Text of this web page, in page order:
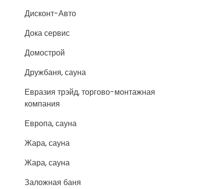
Дисконт-Авто
Дока сервис
Домострой
Дружбаня, сауна
Евразия трэйд, торгово-монтажная
компания
Европа, сауна
Жара, сауна
Жара, сауна
Заложная баня